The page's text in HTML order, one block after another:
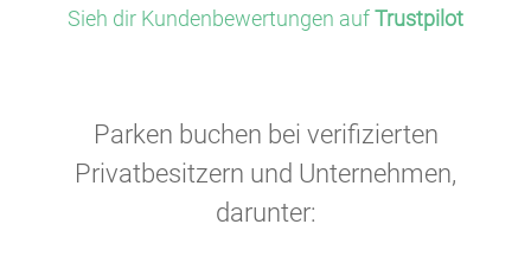
Sieh dir Kundenbewertungen aufTrustpilot
Parken buchen bei verifizierten
Privatbesitzern und Unternehmen,
darunter: